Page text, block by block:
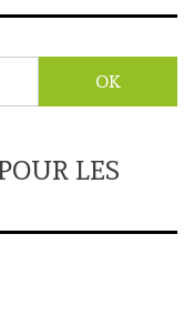
LES